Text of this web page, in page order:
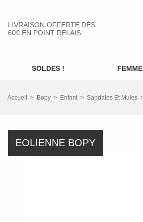
LIVRAISON OFFERTE DÈS
60€ EN POINT RELAIS
SOLDES ! FEMME
Accueil Bopy Enfant Sandales Et Mules
EOLIENNE BOPY